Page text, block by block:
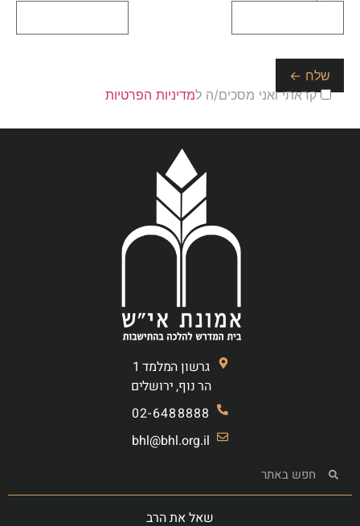
קראתי ואני מסכים/ה למדיניות הפרטיות
גרשון המלמד 1
הר נוף, ירושלים
02-6488888
bhl@bhl.org.il
שאל את הרב